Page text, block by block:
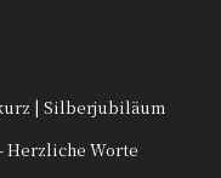
| Silberjubiläum
Herzliche Worte